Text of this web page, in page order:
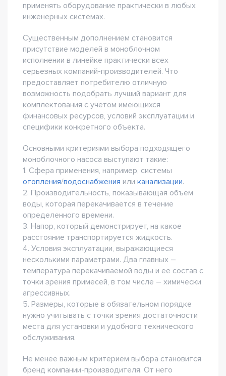
применять оборудование практически в любых
инженерных системах.
Существенным дополнением становится
присутствие моделей в моноблочном
исполнении в линейке практически всех
серьезных компаний-производителей. Что
предоставляет потребителю отличную
возможность подобрать лучший вариант для
комплектования с учетом имеющихся
финансовых ресурсов, условий эксплуатации и
специфики конкретного объекта.
Основными критериями выбора подходящего
моноблочного насоса выступают такие:
1. Сфера применения, например, системы
отопления/водоснабжения или канализации.
2. Производительность, показывающая объем
воды, которая перекачивается в течение
определенного времени.
3. Напор, который демонстрирует, на какое
расстояние транспортируется жидкость.
4. Условия эксплуатации, выражающиеся
несколькими параметрами. Два главных –
температура перекачиваемой воды и ее состав с
точки зрения примесей, в том числе – химически
агрессивных.
5. Размеры, которые в обязательном порядке
нужно учитывать с точки зрения достаточности
места для установки и удобного технического
обслуживания.
Не менее важным критерием выбора становится
бренд компании-производителя. От него